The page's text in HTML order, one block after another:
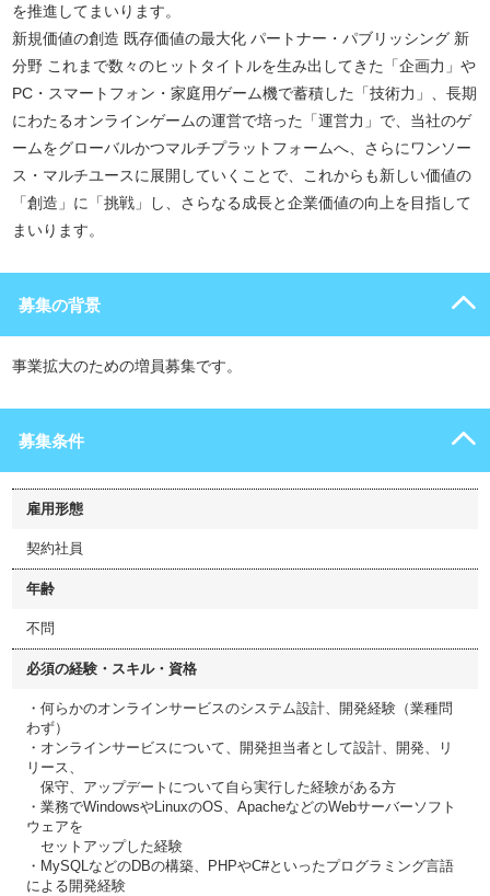
を推進してまいります。
新規価値の創造 既存価値の最大化 パートナー・パブリッシング 新
分野 これまで数々のヒットタイトルを生み出してきた「企画力」や
PC・スマートフォン・家庭用ゲーム機で蓄積した「技術力」、長期
にわたるオンラインゲームの運営で培った「運営力」で、当社のゲ
ームをグローバルかつマルチプラットフォームへ、さらにワンソー
ス・マルチユースに展開していくことで、これからも新しい価値の
「創造」に「挑戦」し、さらなる成長と企業価値の向上を目指して
まいります。
募集の背景
事業拡大のための増員募集です。
募集条件
雇用形態
契約社員
年齢
不問
必須の経験・スキル・資格
・何らかのオンラインサービスのシステム設計、開発経験（業種問
わず）
・オンラインサービスについて、開発担当者として設計、開発、リ
リース、
保守、アップデートについて自ら実行した経験がある方
・業務でWindowsやLinuxのOS、ApacheなどのWebサーバーソフト
ウェアを
セットアップした経験
・MySQLなどのDBの構築、PHPやC#といったプログラミング言語
による開発経験